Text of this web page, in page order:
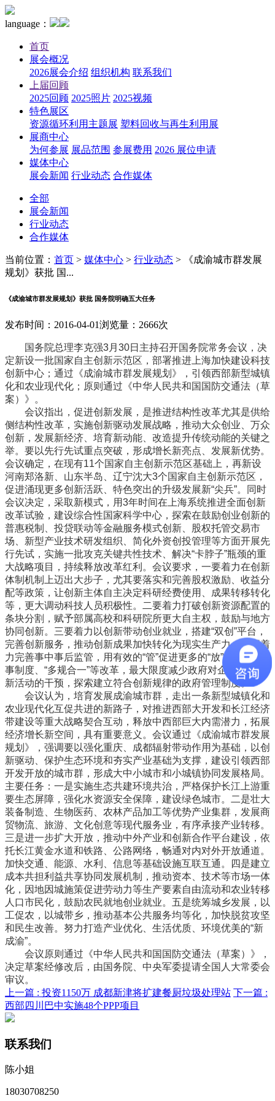
language：
首页
展会概况
2026展会介绍 组织机构 联系我们
上届回顾
2025回顾 2025照片 2025视频
特色展区
资源循环利用主题展 塑料回收与再生利用展
展商中心
为何参展 展品范围 参展费用 2026 展位申请
媒体中心
展会新闻 行业动态 合作媒体
全部
展会新闻
行业动态
合作媒体
当前位置： 首页 > 媒体中心 > 行业动态 >
《成渝城市群发展
规划》获批 国...
《成渝城市群发展规划》获批 国务院明确五大任务
发布时间：2016-04-01浏览量：2666次
国务院总理李克强3月30日主持召开国务院常务会议，决
定新设一批国家自主创新示范区，部署推进上海加快建设科技
创新中心；通过《成渝城市群发展规划》，引领西部新型城镇
化和农业现代化；原则通过《中华人民共和国国防交通法（草
案）》。
会议指出，促进创新发展，是推进结构性改革尤其是供给
侧结构性改革，实施创新驱动发展战略，推动大众创业、万众
创新，发展新经济、培育新动能、改造提升传统动能的关键之
举。要以先行先试重点突破，形成增长新亮点、发展新优势。
会议确定，在现有11个国家自主创新示范区基础上，再新设
河南郑洛新、山东半岛、辽宁沈大3个国家自主创新示范区，
促进涌现更多创新活跃、特色突出的升级发展新“尖兵”。同时
会议决定，采取新模式，用3年时间在上海系统推进全面创新
改革试验，建设综合性国家科学中心，探索在鼓励创业创新的
普惠税制、投贷联动等金融服务模式创新、股权托管交易市
场、新型产业技术研发组织、简化外资创投管理等方面开展先
行先试，实施一批攻克关键共性技术、解决“卡脖子”瓶颈的重
大战略项目，持续释放改革红利。会议要求，一要着力在创新
体制机制上迈出大步子，尤其要落实和完善股权激励、收益分
配等政策，让创新主体自主决定科研经费使用、成果转移转化
等，更大调动科技人员积极性。二要着力打破创新资源配置的
条块分割，赋予部属高校和科研院所更大自主权，鼓励与地方
协同创新。三要着力以创新带动创业就业，搭建“双创”平台，
完善创新服务，推动创新成果加快转化为现实生产力。四要着
力完善事中事后监管，用有效的“管”促进更多的“放”，深化商
事制度、“多规合一”等改革，最大限度减少政府对企业创业创
新活动的干预，探索建立符合创新规律的政府管理制度。
会议认为，培育发展成渝城市群，走出一条新型城镇化和
农业现代化互促共进的新路子，对推进西部大开发和长江经济
带建设等重大战略契合互动，释放中西部巨大内需潜力，拓展
经济增长新空间，具有重要意义。会议通过《成渝城市群发展
规划》，强调要以强化重庆、成都辐射带动作用为基础，以创
新驱动、保护生态环境和夯实产业基础为支撑，建设引领西部
开发开放的城市群，形成大中小城市和小城镇协同发展格局。
主要任务：一是实施生态共建环境共治，严格保护长江上游重
要生态屏障，强化水资源安全保障，建设绿色城市。二是壮大
装备制造、生物医药、农林产品加工等优势产业集群，发展商
贸物流、旅游、文化创意等现代服务业，有序承接产业转移。
三是进一步扩大开放，推动中外产业和创新合作平台建设，依
托长江黄金水道和铁路、公路网络，畅通对内对外开放通道。
加快交通、能源、水利、信息等基础设施互联互通。四是建立
成本共担利益共享协同发展机制，推动资本、技术等市场一体
化，因地因城施策促进劳动力等生产要素自由流动和农业转移
人口市民化，鼓励农民就地创业就业。五是统筹城乡发展，以
工促农，以城带乡，推动基本公共服务均等化，加快脱贫攻坚
和民生改善。努力打造产业优化、生活优质、环境优美的“新
成渝”。
会议原则通过《中华人民共和国国防交通法（草案）》，
决定草案经修改后，由国务院、中央军委提请全国人大常委会
审议。
上一篇 : 投资1150万 成都新津将扩建餐厨垃圾处理站 下一篇 :
西部四川巴中实施48个PPP项目
联系我们
陈小姐
18030708250